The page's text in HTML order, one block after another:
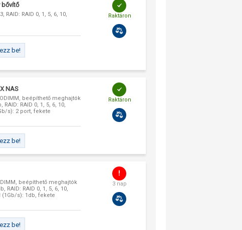
bővítő
RAID 0, 1, 5, 6, 10,
be!
Raktáron
NAS
beépíthető meghajtók
RAID 0, 1, 5, 6, 10,
s): 2 port, fekete
be!
Raktáron
beépíthető meghajtók
RAID: RAID 0, 1, 5, 6, 10,
(1Gb/s): 1db, fekete
be!
3 nap